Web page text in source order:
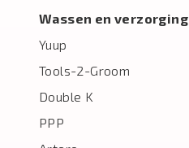
Wassen en verzorging
Yuup
Tools-2-Groom
Double K
PPP